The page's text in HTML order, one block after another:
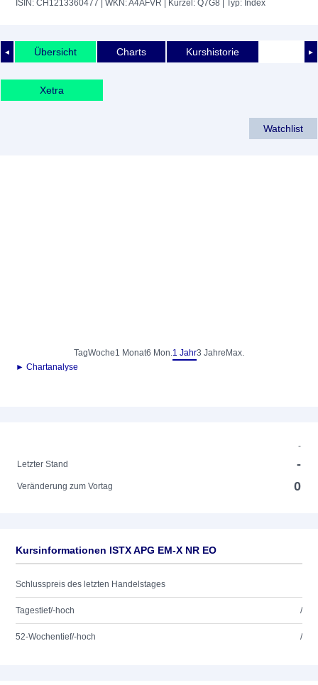
ISIN: CH1213360477 | WKN: A4AFVR | Kürzel: Q7G8 | Typ: Index
◄ ►
Übersicht Charts Kurshistorie
Xetra
Watchlist
TagWoche1 Monat6 Mon.1 Jahr3 Jahre Max.
► Chartanalyse
-
Letzter Stand
-
Veränderung zum Vortag 0
Kursinformationen ISTX APG EM-X NR EO
Schlusspreis des letzten Handelstages
Tagestief/-hoch /
52-Wochentief/-hoch /